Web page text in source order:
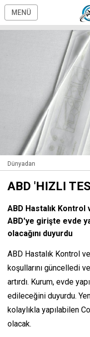
MENÜ
Dünyadan
ABD 'HIZLI
ABD Hastalık
ABD'ye girişte evde
olacağını duyurdu
ABD Hastalık Kontrol
koşullarını güncelledi
artırdı. Kurum, evde
edileceğini duyurdu.
kolaylıkla yapılabilen
olacak.